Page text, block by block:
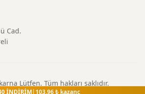
İNDİRİM| 103.96₺ kazanç
Cad.
Lütfen. Tüm hakları saklıdır.